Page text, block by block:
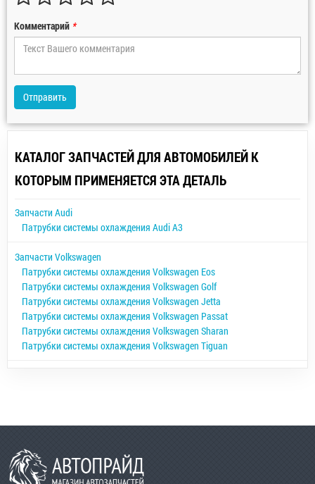
Комментарий *
Отправить
КАТАЛОГ ЗАПЧАСТЕЙ ДЛЯ АВТОМОБИЛЕЙ К
КОТОРЫМ ПРИМЕНЯЕТСЯ ЭТА ДЕТАЛЬ
Запчасти Audi
Патрубки системы охлаждения Audi A3
Запчасти Volkswagen
Патрубки системы охлаждения Volkswagen Eos
Патрубки системы охлаждения Volkswagen Golf
Патрубки системы охлаждения Volkswagen Jetta
Патрубки системы охлаждения Volkswagen Passat
Патрубки системы охлаждения Volkswagen Sharan
Патрубки системы охлаждения Volkswagen Tiguan